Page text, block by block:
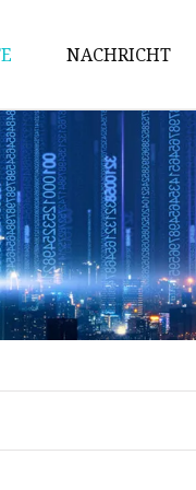
Kern
NACHRICHT